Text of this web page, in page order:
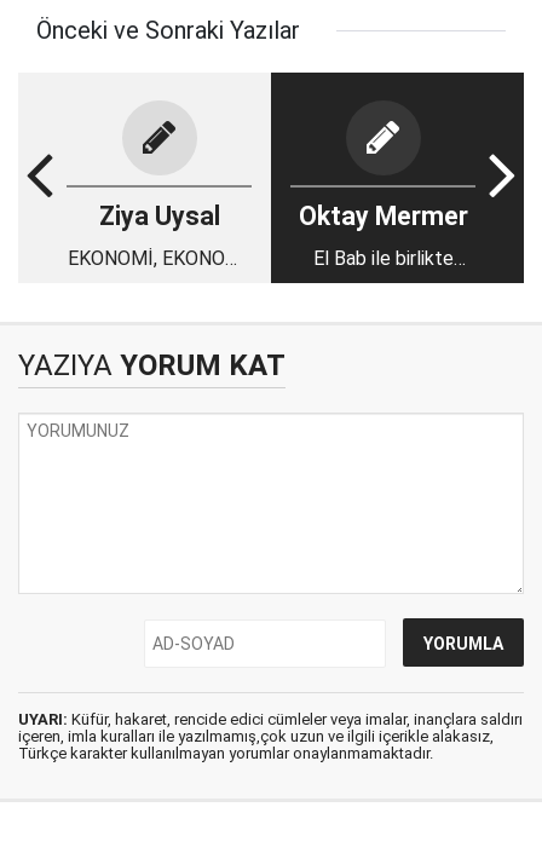
Önceki ve Sonraki Yazılar
Ziya Uysal
EKONOMİ, EKONOMİ,
Oktay Mermer
El Bab ile birlikte
gerçek yüzler bir kez
YAZIYA YORUM KAT
UYARI: Küfür, hakaret, rencide edici cümleler veya imalar, inançlara saldırı
içeren, imla kuralları ile yazılmamış,çok uzun ve ilgili içerikle alakasız,
Türkçe karakter kullanılmayan yorumlar onaylanmamaktadır.